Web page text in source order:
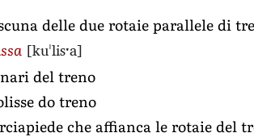
delle due rotaie parallele di
[kuˈlisˑa]
del treno
do treno
che affianca le rotaie del